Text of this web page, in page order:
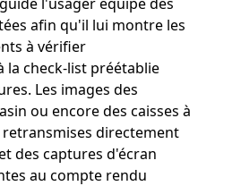
afin qu'il lui montre les
à vérifier
la check-list préétablie
Les images des
ou encore des caisses à
directement
des captures d'écran
au compte rendu